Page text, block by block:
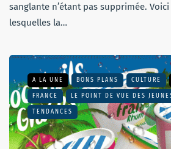
sanglante n’étant pas supprimée.
lesquelles la…
A LA UNE BONS PLANS CULTURE
FRANCE LE POINT DE VUE DES
TENDANCES